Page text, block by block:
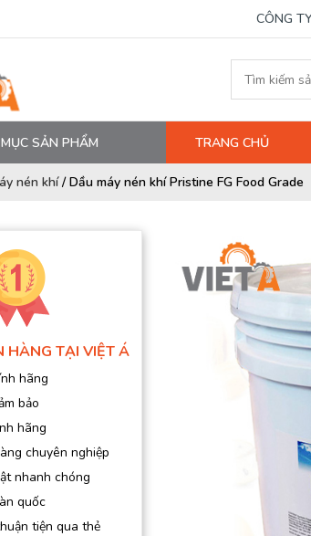
CÔNG
SẢN PHẨM
TỐC
TRANG CHỦ
nén khí/Dầu máy nén khí Pristine FG Food Grade
HÀNG TẠI VIỆT Á
hãng
bảo
hãng
chuyên nghiệp
nhanh chóng
quốc
tiện qua thẻ